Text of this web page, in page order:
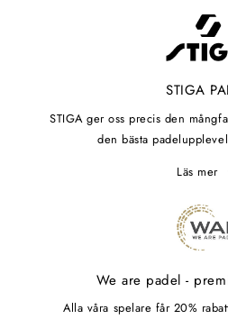
STIGA
STIGA ger oss precis den
den bästa
Läs mer
We are padel -
Alla våra spelare får 20%